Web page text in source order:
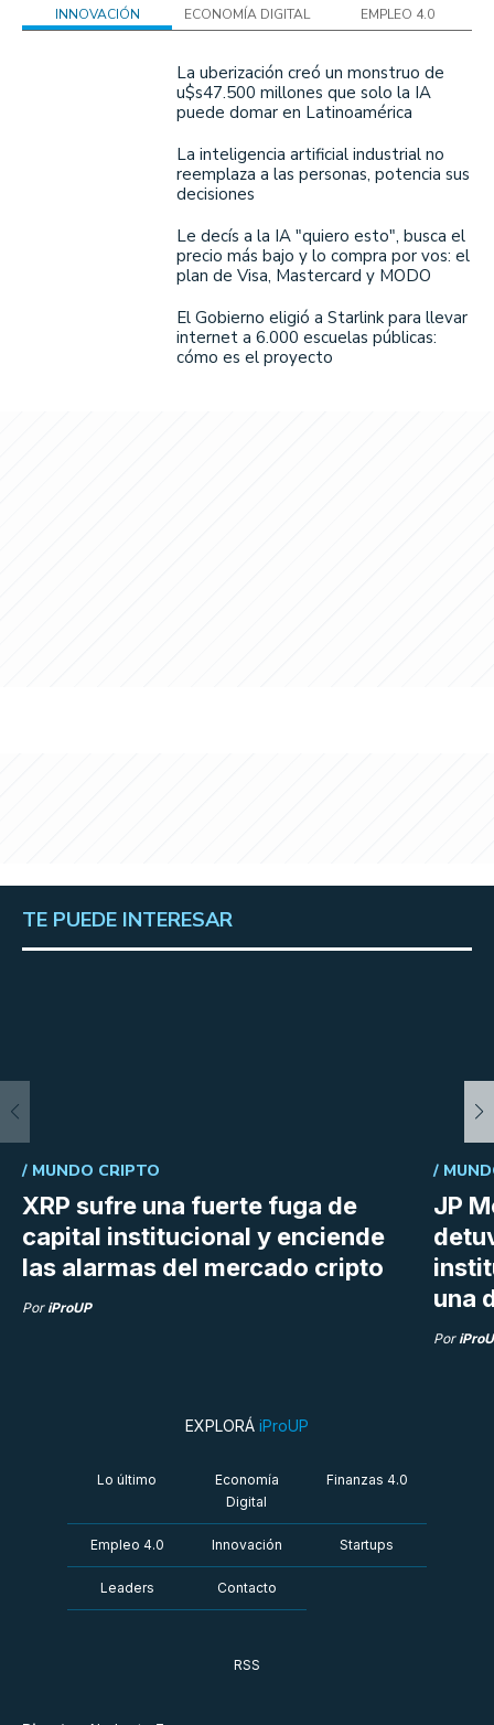
INNOVACIÓN ECONOMÍA DIGITAL EMPLEO 4.0
La uberización creó un monstruo de
u$s47.500 millones que solo la IA
puede domar en Latinoamérica
La inteligencia artificial industrial no
reemplaza a las personas, potencia sus
decisiones
Le decís a la IA "quiero esto", busca el
precio más bajo y lo compra por vos: el
plan de Visa, Mastercard y MODO
El Gobierno eligió a Starlink para llevar
internet a 6.000 escuelas públicas:
cómo es el proyecto
TE PUEDE INTERESAR
XRP sufre una fuerte fuga de
capital institucional y enciende
las alarmas del mercado cripto
/ MUNDO CRIPTO
PoriProUP
JP
una
/
Por
EXPLORÁ iProUP
Lo último
Economía
Digital
Finanzas 4.0
Empleo 4.0 Innovación Startups
Leaders Contacto
RSS